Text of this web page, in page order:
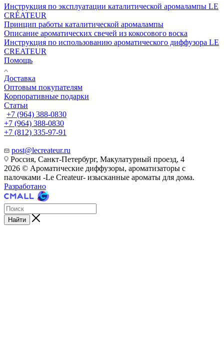
Инструкция по эксплуатации каталитической аромалампы LE
CRÉATEUR
Принцип работы каталитической аромалампы
Описание ароматических свечей из кокосового воска
Инструкция по использованию ароматического диффузора LE
CREATEUR
Помощь
Доставка
Оптовым покупателям
Корпоративные подарки
Статьи
+7 (964) 388-0830
+7 (964) 388-0830
+7 (812) 335-97-91
post@lecreateur.ru
Россия, Санкт-Петербург, Макулатурный проезд, 4
2026 © Ароматические диффузоры, ароматизаторы с
палочками -Le Createur- изысканные ароматы для дома.
Разработано
Найти